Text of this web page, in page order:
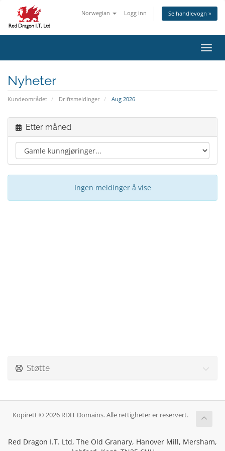
Norwegian Logg inn Se handlevogn »
Bytt
Nyheter
Kundeområdet Driftsmeldinger Aug 2026
Etter måned
Ingen meldinger å vise
Støtte
Kopirett © 2026 RDIT Domains. Alle rettigheter er reservert.
Red Dragon I.T. Ltd, The Old Granary, Hanover Mill, Mersham,